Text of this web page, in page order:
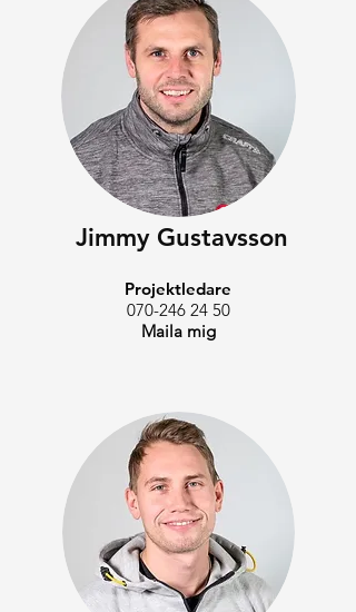
Jimmy Gustavsson
Projektledare
070-246 24 50
Maila mig